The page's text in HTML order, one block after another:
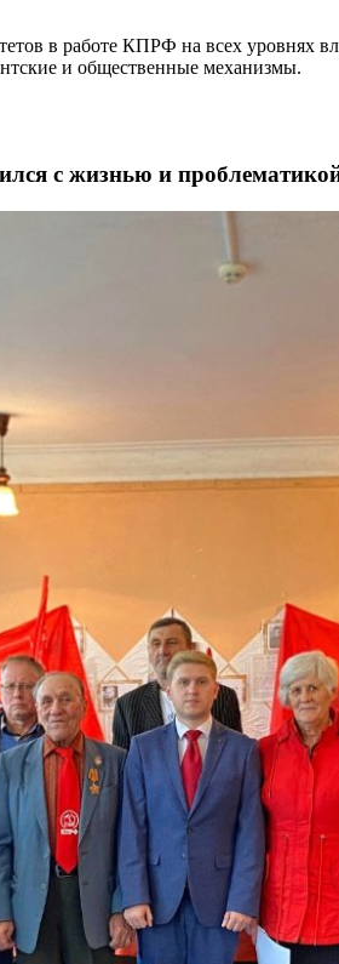
в работе КПРФ на всех уровнях
и общественные механизмы.
с жизнью и